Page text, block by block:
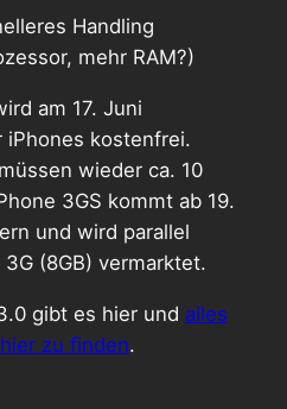
Handling
mehr RAM?)
am 17. Juni
kostenfrei.
wieder ca. 10
3GS kommt ab 19.
und wird parallel
(8GB) vermarktet.
gibt es hier und alles
zu finden.